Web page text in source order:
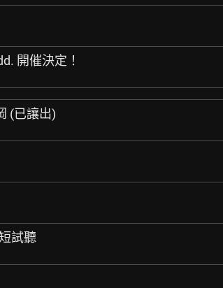
開催決定！
(已讓出)
試聽